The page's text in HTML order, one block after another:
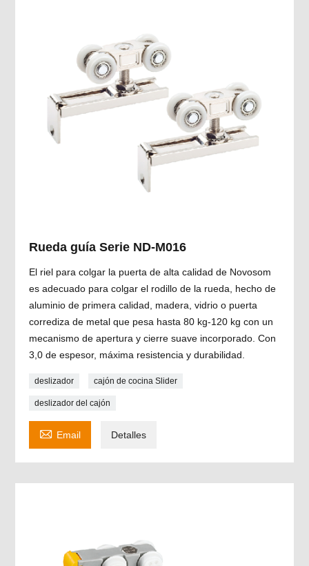
Rueda guía Serie ND-M016
El riel para colgar la puerta de alta calidad de Novosom
es adecuado para colgar el rodillo de la rueda, hecho de
aluminio de primera calidad, madera, vidrio o puerta
corrediza de metal que pesa hasta 80 kg-120 kg con un
mecanismo de apertura y cierre suave incorporado. Con
3,0 de espesor, máxima resistencia y durabilidad.
deslizador cajón de cocina Slider
deslizador del cajón
 Email Detalles